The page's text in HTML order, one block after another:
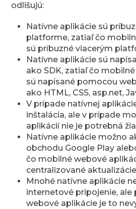
odlišujú:
Natívne aplikácie sú
platforme, zatiaľ čo
sú príbuzné viacerým
Natívne aplikácie sú
ako SDK, zatiaľ čo
sú napísané pomocou
ako HTML, CSS, asp.net,
V prípade natívnej
inštalácia, ale v prípade
aplikácií nie je potrebná
Natívne aplikácie možno
obchodu Google Play
čo mobilné webové
centralizované
Mnohé natívne aplikácie
internetové pripojenie, ale
webové aplikácie je to